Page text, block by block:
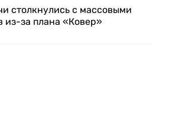
столкнулись с массовыми
из-за плана «Ковер»